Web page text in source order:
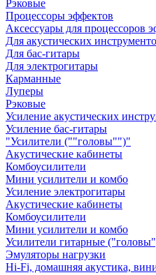
Рэковые
Процессоры эффектов
Аксессуары для процессоров
Для акустических
Для бас-гитары
Для электрогитары
Карманные
Луперы
Рэковые
Усиление акустических
Усиление бас-гитары
"Усилители (""головы"")"
Акустические кабинеты
Комбоусилители
Мини усилители и комбо
Усиление электрогитары
Акустические кабинеты
Комбоусилители
Мини усилители и комбо
Усилители гитарные
Эмуляторы нагрузки
Hi-Fi, домашняя акустика,